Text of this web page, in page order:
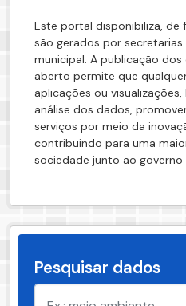
Este portal disponibiliza, de
são gerados por
municipal. A publicação
aberto permite que
aplicações ou
análise dos dados,
serviços por meio da
contribuindo para uma
sociedade junto ao governo
Pesquisar dados